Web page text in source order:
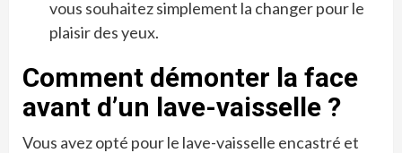
vous souhaitez simplement la changer pour le
plaisir des yeux.
Comment démonter la face
avant d’un lave-vaisselle ?
Vous avez opté pour le lave-vaisselle encastré et